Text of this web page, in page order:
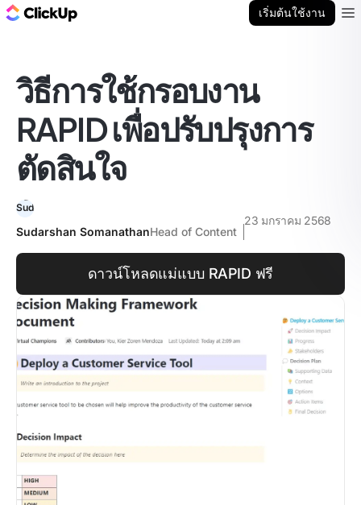
เริ่มต้นใช้งาน
วิธีการใช้กรอบงาน
RAPID เพื่อปรับปรุงการ
ตัดสินใจ
Sudarshan SomanathanHead of Content
23 มกราคม 2568
ดาวน์โหลดแม่แบบ RAPID ฟรี